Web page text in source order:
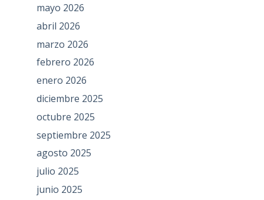
mayo 2026
abril 2026
marzo 2026
febrero 2026
enero 2026
diciembre 2025
octubre 2025
septiembre 2025
agosto 2025
julio 2025
junio 2025